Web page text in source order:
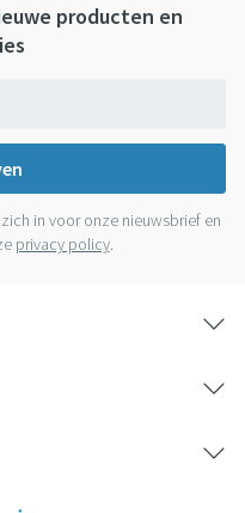
producten en
in voor onze nieuwsbrief en
privacy policy.